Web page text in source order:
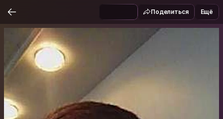
Поделиться Ещё